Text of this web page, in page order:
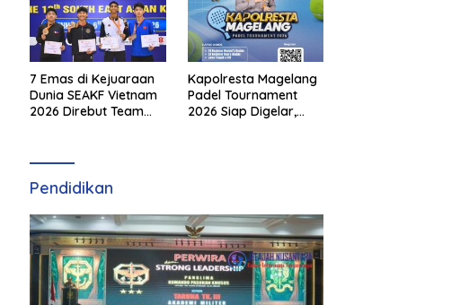
7 Emas di Kejuaraan
Dunia SEAKF Vietnam
2026 Direbut Team
Kapolresta Magelang
Padel Tournament
2026 Siap Digelar,
Pendidikan